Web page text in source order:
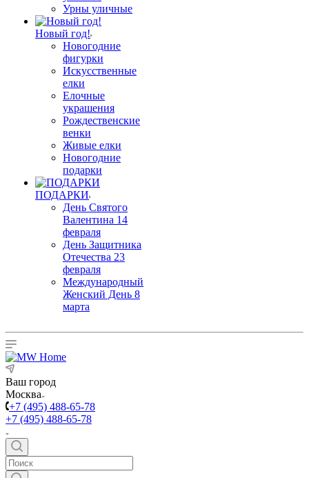
Урны уличные
Новый год!
Новогодние
фигурки
Искусственные
елки
Елочные
украшения
Рождественские
венки
Живые елки
Новогодние
подарки
ПОДАРКИ
День Святого
Валентина 14
февраля
День Защитника
Отечества 23
февраля
Международный
Женский День 8
марта
Ваш город
Москва
+7 (495) 488-65-78
+7 (495) 488-65-78